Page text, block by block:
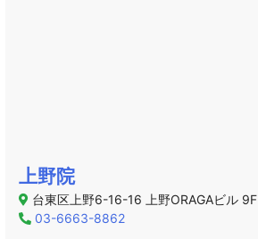
上野院
台東区上野6-16-16 上野ORAGAビル 9F
03-6663-8862